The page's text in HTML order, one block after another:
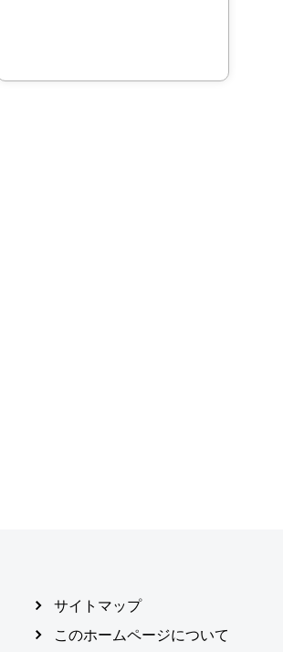
サイトマップ
このホームページについて